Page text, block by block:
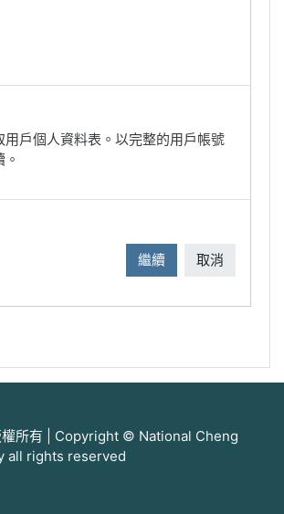
用戶個人資料表。以完整的用戶帳號
繼續 取消
權所有 | Copyright © National Cheng
all rights reserved